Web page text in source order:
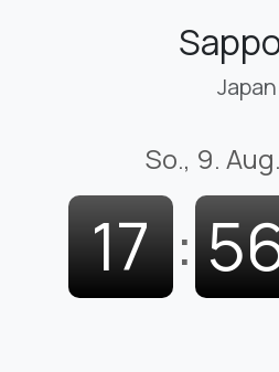
Japan
So., 9.
17 :